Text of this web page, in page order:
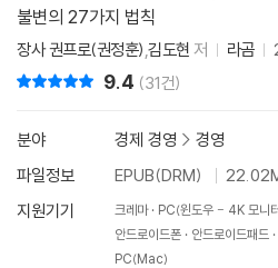
불변의 27가지 법칙
장사 권프로(권정훈) 김도현 저 라곰
9.4 (31건)
분야 경제 경영 > 경영
파일정보
EPUB(DRM)
지원기기
크레마 PC(윈도우 - 4K 모니
안드로이드폰
안드로이드패드
PC(Mac)